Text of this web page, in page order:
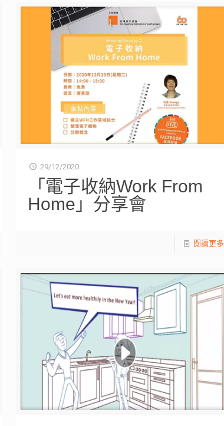
29/12/2020
「電子收納Work From
Home」分享會
閱讀更多